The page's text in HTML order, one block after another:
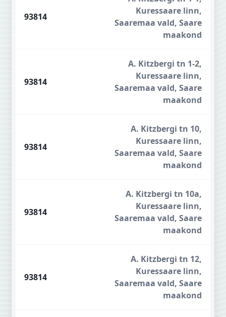
93814
Kuressaare linn,
Saaremaa vald, Saare
maakond
93814
A. Kitzbergi tn 1-2,
Kuressaare linn,
Saaremaa vald, Saare
maakond
93814
A. Kitzbergi tn 10,
Kuressaare linn,
Saaremaa vald, Saare
maakond
93814
A. Kitzbergi tn 10a,
Kuressaare linn,
Saaremaa vald, Saare
maakond
93814
A. Kitzbergi tn 12,
Kuressaare linn,
Saaremaa vald, Saare
maakond